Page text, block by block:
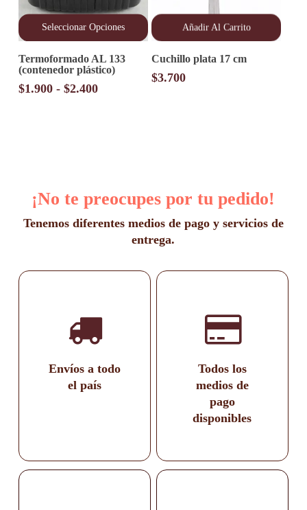
Seleccionar Opciones
producto
tiene
múltiples
variantes.
página
producto
Termoformado AL 133
(contenedor plástico)
$1.900 - $2.400Rango
Añadir Al Carrito
Cuchillo plata 17 cm
$3.700
¡No te preocupes por tu pedido!
Tenemos diferentes medios de pago y servicios de
entrega.
Envíos a todo
el país
Todos los
medios de
pago
disponibles